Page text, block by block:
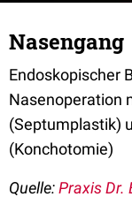
Nasengang
Endoskopischer
Nasenoperation
(Septumplastik)
(Konchotomie)
Quelle:Praxis Dr.